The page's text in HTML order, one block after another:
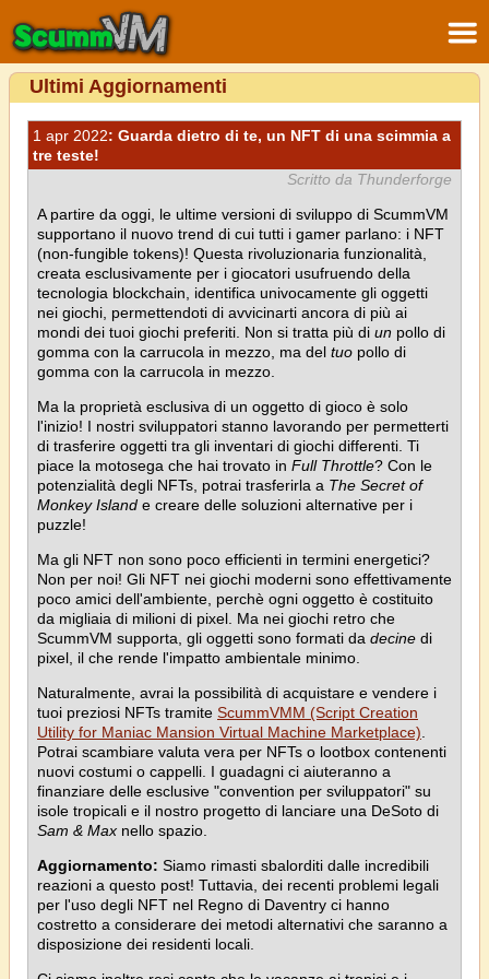
Ultimi Aggiornamenti
1 apr 2022: Guarda dietro di te, un NFT di una scimmia a
tre teste!
Scritto da Thunderforge
A partire da oggi, le ultime versioni di sviluppo di ScummVM
supportano il nuovo trend di cui tutti i gamer parlano: i NFT
(non-fungible tokens)! Questa rivoluzionaria funzionalità,
creata esclusivamente per i giocatori usufruendo della
tecnologia blockchain, identifica univocamente gli oggetti
nei giochi, permettendoti di avvicinarti ancora di più ai
mondi dei tuoi giochi preferiti. Non si tratta più di un pollo di
gomma con la carrucola in mezzo, ma del tuo pollo di
gomma con la carrucola in mezzo.
Ma la proprietà esclusiva di un oggetto di gioco è solo
l'inizio! I nostri sviluppatori stanno lavorando per permetterti
di trasferire oggetti tra gli inventari di giochi differenti. Ti
piace la motosega che hai trovato in Full Throttle? Con le
potenzialità degli NFTs, potrai trasferirla a The Secret of
Monkey Island e creare delle soluzioni alternative per i
puzzle!
Ma gli NFT non sono poco efficienti in termini energetici?
Non per noi! Gli NFT nei giochi moderni sono effettivamente
poco amici dell'ambiente, perchè ogni oggetto è costituito
da migliaia di milioni di pixel. Ma nei giochi retro che
ScummVM supporta, gli oggetti sono formati da decine di
pixel, il che rende l'impatto ambientale minimo.
Naturalmente, avrai la possibilità di acquistare e vendere i
tuoi preziosi NFTs tramite ScummVMM (Script Creation
Utility for Maniac Mansion Virtual Machine Marketplace)
Potrai scambiare valuta vera per NFTs o lootbox contenenti
nuovi costumi o cappelli. I guadagni ci aiuteranno a
finanziare delle esclusive "convention per sviluppatori" su
isole tropicali e il nostro progetto di lanciare una DeSoto di
Sam & Max nello spazio.
Aggiornamento: Siamo rimasti sbalorditi dalle incredibili
reazioni a questo post! Tuttavia, dei recenti problemi legali
per l'uso degli NFT nel Regno di Daventry ci hanno
costretto a considerare dei metodi alternativi che saranno a
disposizione dei residenti locali.